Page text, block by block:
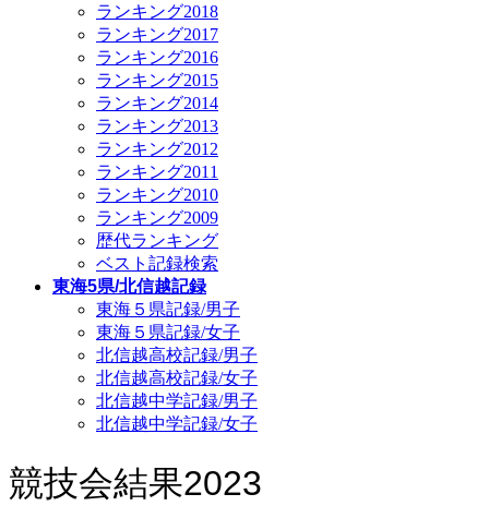
ランキング2018
ランキング2017
ランキング2016
ランキング2015
ランキング2014
ランキング2013
ランキング2012
ランキング2011
ランキング2010
ランキング2009
歴代ランキング
ベスト記録検索
東海5県/北信越記録
東海５県記録/男子
東海５県記録/女子
北信越高校記録/男子
北信越高校記録/女子
北信越中学記録/男子
北信越中学記録/女子
競技会結果2023